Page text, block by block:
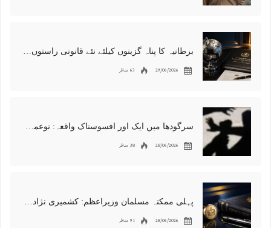
29/06/2026 63 مناظر
28/06/2026 38 مناظر
28/06/2026 91 مناظر